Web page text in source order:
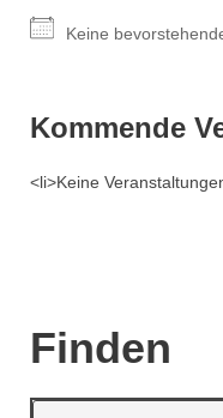
Keine
Kommende
<li>Keine
Finden